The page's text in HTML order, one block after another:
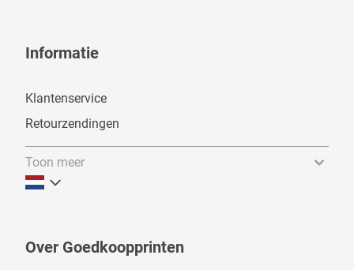
Informatie
Klantenservice
Retourzendingen
Toon meer
Over Goedkoopprinten